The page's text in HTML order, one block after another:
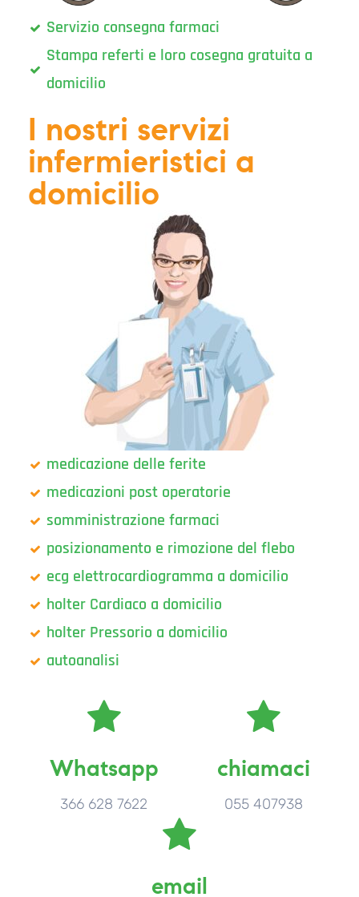
Servizio consegna farmaci
Stampa referti e loro cosegna gratuita a
domicilio
I nostri servizi
infermieristici a
domicilio
medicazione delle ferite
medicazioni post operatorie
somministrazione farmaci
posizionamento e rimozione del flebo
ecg elettrocardiogramma a domicilio
holter Cardiaco a domicilio
holter Pressorio a domicilio
autoanalisi
Whatsapp
366 628 7622
chiamaci
055 407938
email